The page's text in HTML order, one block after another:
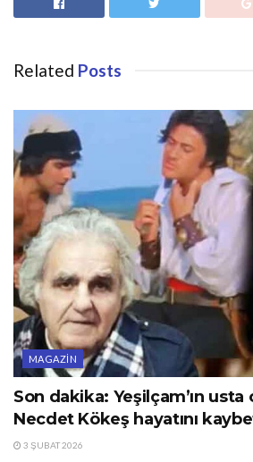
Related Posts
MAGAZIN
Son dakika: Yeşilçam’ın usta
Necdet Kökeş hayatını
3 ŞUBAT 2026